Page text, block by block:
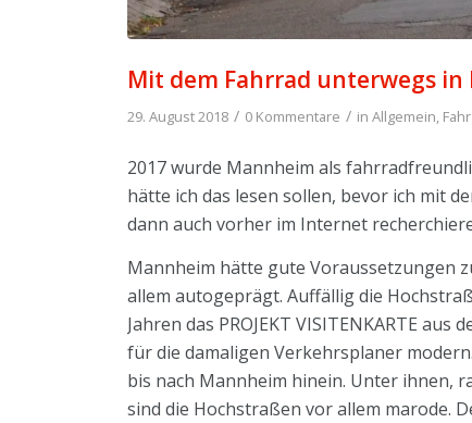
Mit dem Fahrrad unterwegs in
29. August 2018 / 0 Kommentare / inAllgemein
2017 wurde Mannheim als
hätte ich das lesen sollen, bevor ich mit
dann auch vorher im Internet
Mannheim hätte gute Voraussetzungen
allem autogeprägt. Auffällig die
Jahren das PROJEKT VISITENKARTE
für die damaligen Verkehrsplaner
bis nach Mannheim hinein. Unter ihnen,
sind die Hochstraßen vor allem marode.